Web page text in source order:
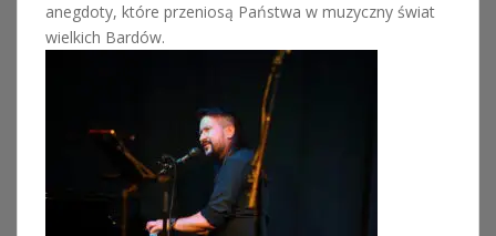
anegdoty, które przeniosą Państwa w muzyczny świat
wielkich Bardów.